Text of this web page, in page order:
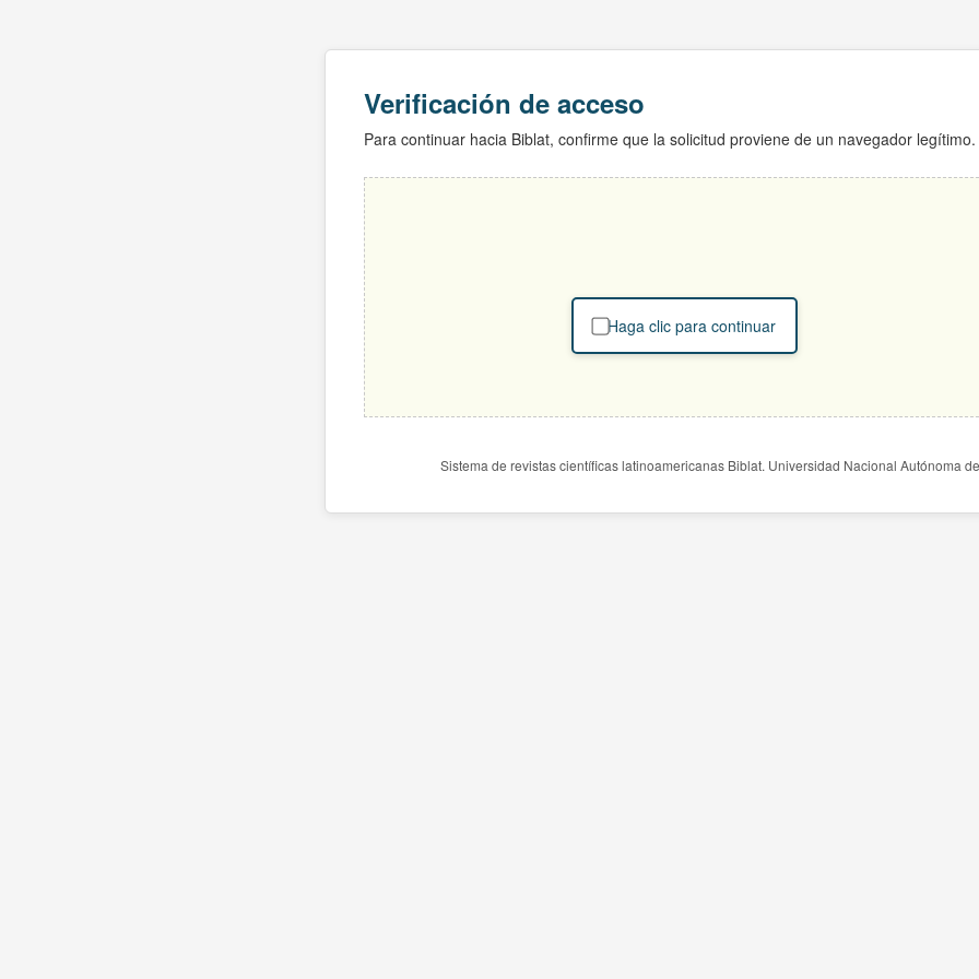
Verificación de acceso
Para continuar hacia Biblat, confirme que la solicitud proviene de un navegador legítimo.
Haga clic para continuar
Sistema de revistas científicas latinoamericanas Biblat. Universidad Nacional Autónoma